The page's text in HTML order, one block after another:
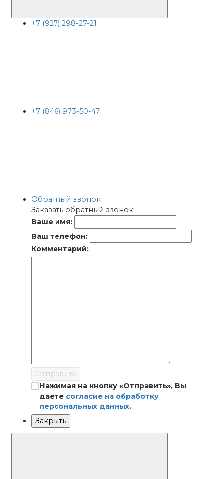
+7 (927) 298-27-21
+7 (846) 973-50-47
Обратный звонок
Заказать обратный звонок
Ваше имя:
Ваш телефон:
Комментарий:
Отправить
Нажимая на кнопку «Отправить», Вы
даете согласие на обработку
персональных данных.
Закрыть